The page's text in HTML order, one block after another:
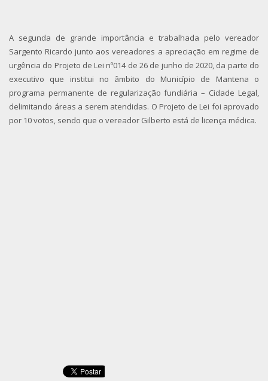
A segunda de grande importância e trabalhada pelo vereador
Sargento Ricardo junto aos vereadores a apreciação em regime de
urgência do Projeto de Lei nº014 de 26 de junho de 2020, da parte do
executivo que institui no âmbito do Município de Mantena o
programa permanente de regularização fundiária – Cidade Legal,
delimitando áreas a serem atendidas. O Projeto de Lei foi aprovado
por 10 votos, sendo que o vereador Gilberto está de licença médica.